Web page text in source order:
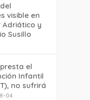
visible en
Adriático y
Susillo
el
Infantil
no sufrirá
04